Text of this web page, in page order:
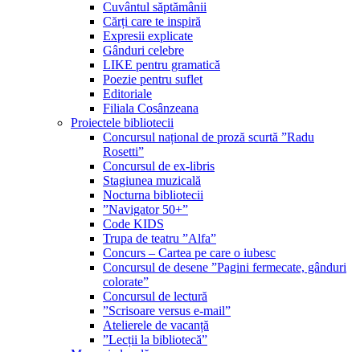
Cuvântul săptămânii
Cărți care te inspiră
Expresii explicate
Gânduri celebre
LIKE pentru gramatică
Poezie pentru suflet
Editoriale
Filiala Cosânzeana
Proiectele bibliotecii
Concursul național de proză scurtă ”Radu
Rosetti”
Concursul de ex-libris
Stagiunea muzicală
Nocturna bibliotecii
”Navigator 50+”
Code KIDS
Trupa de teatru ”Alfa”
Concurs – Cartea pe care o iubesc
Concursul de desene ”Pagini fermecate, gânduri
colorate”
Concursul de lectură
”Scrisoare versus e-mail”
Atelierele de vacanță
”Lecții la bibliotecă”